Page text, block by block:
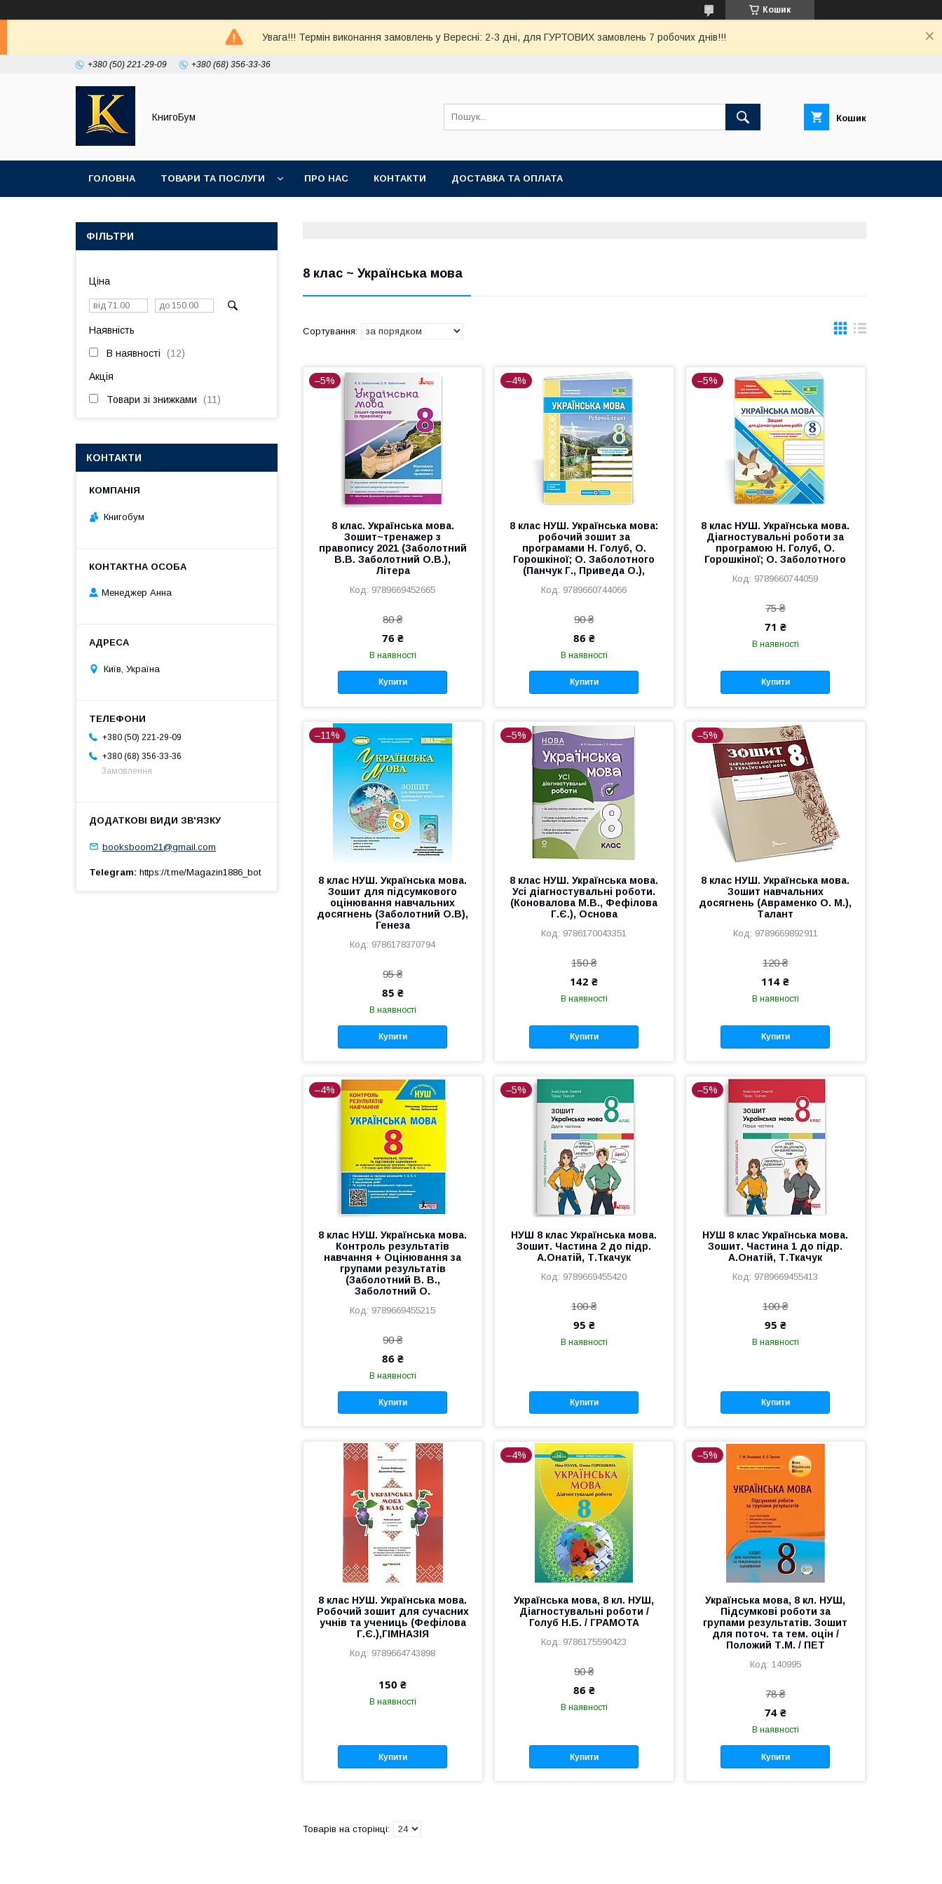
Кошик
Увага!!! Термін виконання замовлень у Вересні: 2-3 дні, для ГУРТОВИХ замовлень 7 робочих днів!!!
+380 (50) 221-29-09 +380 (68) 356-33-36
КнигоБум Кошик
ГОЛОВНА ТОВАРИ ТА ПОСЛУГИ ПРО НАС КОНТАКТИ ДОСТАВКА ТА ОПЛАТА
8 клас ~ Українська мова
–5%
8 клас. Українська мова.
Зошит~тренажер з
правопису 2021 (Заболотний
В.В. Заболотний О.В.),
Літера
9789669452665
80 ₴
76 ₴
В наявності
Купити
–4%
8 клас НУШ. Українська мова:
робочий зошит за
програмами Н. Голуб, О.
Горошкіної; О. Заболотного
(Панчук Г., Приведа О.),
9789660744066
90 ₴
86 ₴
В наявності
Купити
–5%
8 клас НУШ. Українська мова.
Діагностувальні роботи за
програмою Н. Голуб, О.
Горошкіної; О. Заболотного
9789660744059
75 ₴
71 ₴
В наявності
Купити
–11%
8 клас НУШ. Українська мова.
Зошит для підсумкового
оцінювання навчальних
досягнень (Заболотний О.В),
Генеза
9786178370794
95 ₴
85 ₴
В наявності
Купити
–5%
8 клас НУШ. Українська мова.
Усі діагностувальні роботи.
(Коновалова М.В., Фефілова
Г.Є.), Основа
9786170043351
150 ₴
142 ₴
В наявності
Купити
–5%
8 клас НУШ. Українська мова.
Зошит навчальних
досягнень (Авраменко О. М.),
Талант
9789669892911
120 ₴
114 ₴
В наявності
Купити
–4%
8 клас НУШ. Українська мова.
Контроль результатів
навчання + Оцінювання за
групами результатів
(Заболотний В. В.,
Заболотний О.
9789669455215
90 ₴
86 ₴
В наявності
Купити
–5%
НУШ 8 клас Українська мова.
Зошит. Частина 2 до підр.
А.Онатій, Т.Ткачук
9789669455420
100 ₴
95 ₴
В наявності
Купити
–5%
НУШ 8 клас Українська мова.
Зошит. Частина 1 до підр.
А.Онатій, Т.Ткачук
9789669455413
100 ₴
95 ₴
В наявності
Купити
8 клас НУШ. Українська мова.
Робочий зошит для сучасних
учнів та учениць (Фефілова
Г.Є.),ГІМНАЗІЯ
9789664743898
150 ₴
В наявності
Купити
–4%
Українська мова, 8 кл. НУШ,
Діагностувальні роботи /
Голуб Н.Б. / ГРАМОТА
9786175590423
90 ₴
86 ₴
В наявності
Купити
–5%
Українська мова, 8 кл. НУШ,
Підсумкові роботи за
групами результатів. Зошит
для поточ. та тем. оцін /
Положий Т.М. / ПЕТ
140995
78 ₴
74 ₴
В наявності
Купити
ФІЛЬТРИ
Ціна
Наявність
В наявності 12
Акція
Товари зі знижками 11
КОНТАКТИ
Книгобум
Менеджер Анна
Київ, Україна
+380 (50) 221-29-09
+380 (68) 356-33-36
Замовлення
booksboom21@gmail.com
Telegram https://t.me/Magazin1886_bot